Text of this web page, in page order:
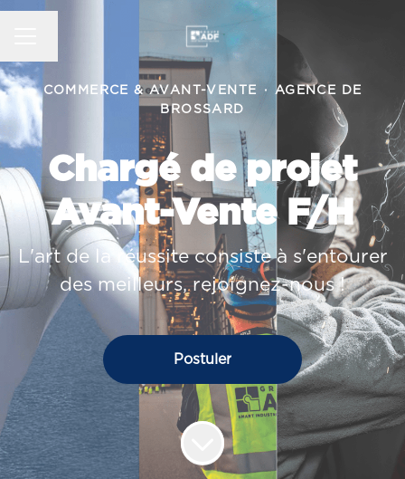
COMMERCE & AVANT-VENTE ·
AGENCE DE
BROSSARD
Chargé de projet
Avant-Vente F/H
L'art de la réussite consiste à s'entourer
des meilleurs, rejoignez-nous !
Postuler